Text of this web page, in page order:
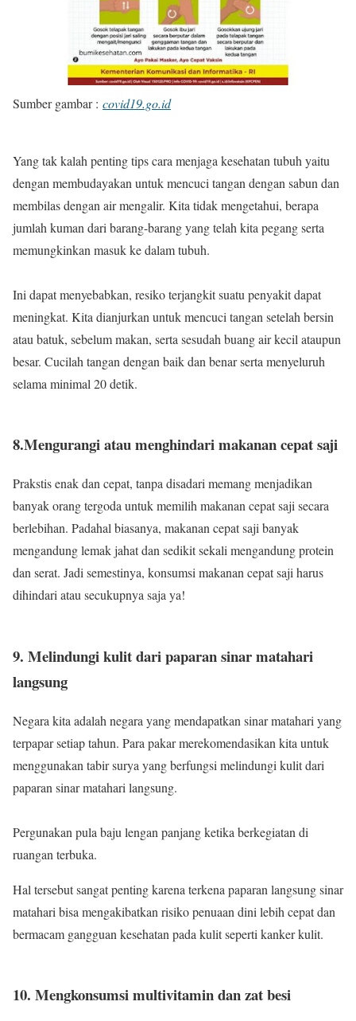
Sumber gambar : covid19.go.id
Yang tak kalah penting tips cara menjaga kesehatan tubuh yaitu
dengan membudayakan untuk mencuci tangan dengan sabun dan
membilas dengan air mengalir. Kita tidak mengetahui, berapa
jumlah kuman dari barang-barang yang telah kita pegang serta
memungkinkan masuk ke dalam tubuh.
Ini dapat menyebabkan, resiko terjangkit suatu penyakit dapat
meningkat. Kita dianjurkan untuk mencuci tangan setelah bersin
atau batuk, sebelum makan, serta sesudah buang air kecil ataupun
besar. Cucilah tangan dengan baik dan benar serta menyeluruh
selama minimal 20 detik.
8.Mengurangi atau menghindari makanan cepat saji
Prakstis enak dan cepat, tanpa disadari memang menjadikan
banyak orang tergoda untuk memilih makanan cepat saji secara
berlebihan. Padahal biasanya, makanan cepat saji banyak
mengandung lemak jahat dan sedikit sekali mengandung protein
dan serat. Jadi semestinya, konsumsi makanan cepat saji harus
dihindari atau secukupnya saja ya!
9. Melindungi kulit dari paparan sinar matahari
langsung
Negara kita adalah negara yang mendapatkan sinar matahari yang
terpapar setiap tahun. Para pakar merekomendasikan kita untuk
menggunakan tabir surya yang berfungsi melindungi kulit dari
paparan sinar matahari langsung.
Pergunakan pula baju lengan panjang ketika berkegiatan di
ruangan terbuka.
Hal tersebut sangat penting karena terkena paparan langsung sinar
matahari bisa mengakibatkan risiko penuaan dini lebih cepat dan
bermacam gangguan kesehatan pada kulit seperti kanker kulit.
10. Mengkonsumsi multivitamin dan zat besi